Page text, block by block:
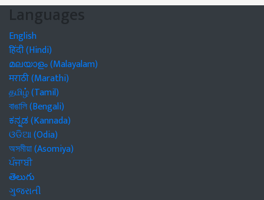
Languages
English
हिंदी (Hindi)
മലയാളം (Malayalam)
मराठी (Marathi)
தமிழ் (Tamil)
বাঙালি (Bengali)
ಕನ್ನಡ (Kannada)
ଓଡିଆ (Odia)
অসমীয়া (Asomiya)
ਪੰਜਾਬੀ
తెలుగు
ગુજરાતી